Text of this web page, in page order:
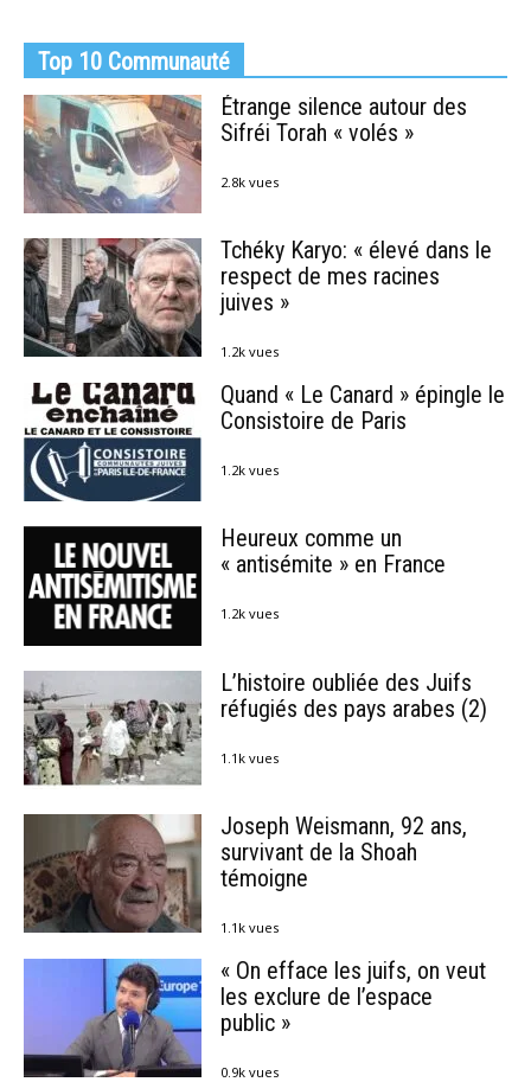
Top 10 Communauté
Étrange silence autour des
Sifréi Torah « volés »
2.8k vues
Tchéky Karyo: « élevé dans le
respect de mes racines
juives »
1.2k vues
Quand « Le Canard » épingle le
Consistoire de Paris
1.2k vues
Heureux comme un
« antisémite » en France
1.2k vues
L’histoire oubliée des Juifs
réfugiés des pays arabes (2)
1.1k vues
Joseph Weismann, 92 ans,
survivant de la Shoah
témoigne
1.1k vues
« On efface les juifs, on veut
les exclure de l’espace
public »
0.9k vues